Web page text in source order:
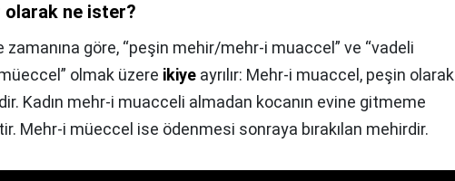
olarak ne ister?
zamanına göre, “peşin mehir/mehr-i muaccel” ve “vadeli
olmak üzere ikiye ayrılır: Mehr-i muaccel, peşin olarak
Kadın mehr-i muacceli almadan kocanın evine gitmeme
Mehr-i müeccel ise ödenmesi sonraya bırakılan mehirdir.